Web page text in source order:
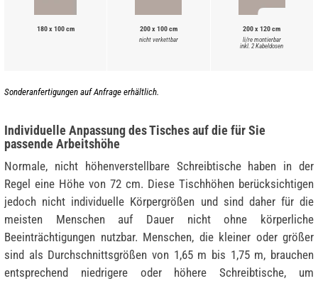
180 x 100 cm 200 x 100 cm
nicht verkettbar
200 x 120 cm
li/re montierbar
inkl. 2 Kabeldosen
Sonderanfertigungen auf Anfrage erhältlich.
Individuelle Anpassung des Tisches auf die für Sie
passende Arbeitshöhe
Normale, nicht höhenverstellbare Schreibtische haben in der
Regel eine Höhe von 72 cm. Diese Tischhöhen berücksichtigen
jedoch nicht individuelle Körpergrößen und sind daher für die
meisten Menschen auf Dauer nicht ohne körperliche
Beeinträchtigungen nutzbar. Menschen, die kleiner oder größer
sind als Durchschnittsgrößen von 1,65 m bis 1,75 m, brauchen
entsprechend niedrigere oder höhere Schreibtische, um